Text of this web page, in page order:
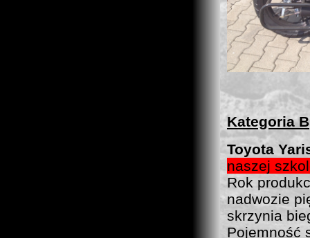
Kategoria B
Toyota
naszej
Rok
nadwozie
skrzynia
Pojemność